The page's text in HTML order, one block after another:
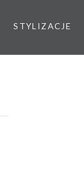
STYLIZACJE